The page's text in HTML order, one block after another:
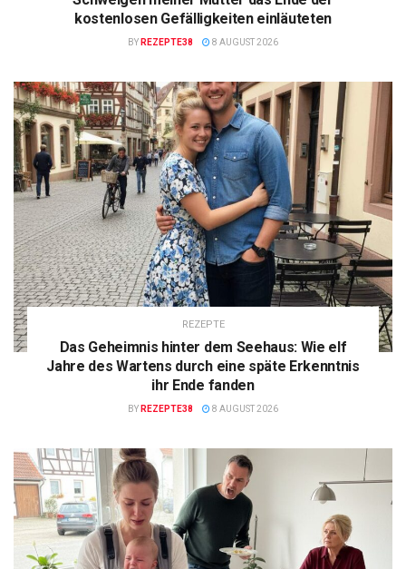
kostenlosen Gefälligkeiten einläuteten
BY REZEPTE38 8 AUGUST 2026
REZEPTE
Das Geheimnis hinter dem Seehaus: Wie elf
Jahre des Wartens durch eine späte Erkenntnis
ihr Ende fanden
BY REZEPTE38 8 AUGUST 2026